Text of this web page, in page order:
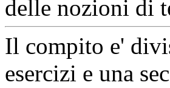
delle nozioni di
Il compito e'
esercizi e una